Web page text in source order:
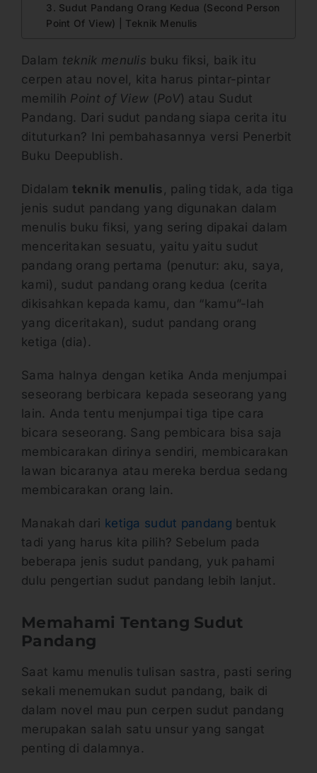
3. Sudut Pandang Orang Kedua (Second Person
Point Of View) | Teknik Menulis
Dalam teknik menulis buku fiksi, baik itu
cerpen atau novel, kita harus pintar-pintar
memilih Point of View (PoV) atau Sudut
Pandang. Dari sudut pandang siapa cerita itu
dituturkan? Ini pembahasannya versi Penerbit
Buku Deepublish.
Didalamteknik menulis , paling tidak, ada tiga
jenis sudut pandang yang digunakan dalam
menulis buku fiksi, yang sering dipakai dalam
menceritakan sesuatu, yaitu yaitu sudut
pandang orang pertama (penutur: aku, saya,
kami), sudut pandang orang kedua (cerita
dikisahkan kepada kamu, dan “kamu”-lah
yang diceritakan), sudut pandang orang
ketiga (dia).
Sama halnya dengan ketika Anda menjumpai
seseorang berbicara kepada seseorang yang
lain. Anda tentu menjumpai tiga tipe cara
bicara seseorang. Sang pembicara bisa saja
membicarakan dirinya sendiri, membicarakan
lawan bicaranya atau mereka berdua sedang
membicarakan orang lain.
Manakah dari ketiga sudut pandang bentuk
tadi yang harus kita pilih? Sebelum pada
beberapa jenis sudut pandang, yuk pahami
dulu pengertian sudut pandang lebih lanjut.
Memahami Tentang Sudut
Pandang
Saat kamu menulis tulisan sastra, pasti sering
sekali menemukan sudut pandang, baik di
dalam novel mau pun cerpen sudut pandang
merupakan salah satu unsur yang sangat
penting di dalamnya.